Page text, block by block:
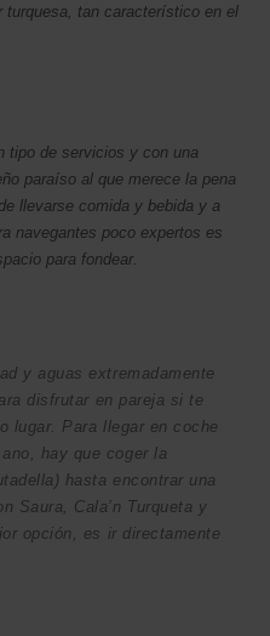
turquesa, tan característico en el
tipo de servicios y con una
paraíso al que merece la pena
llevarse comida y bebida y a
navegantes poco expertos es
para fondear.
y aguas extremadamente
disfrutar en pareja si te
lugar. Para llegar en coche
hay que coger la
hasta encontrar una
Saura, Cala’n Turqueta y
opción, es ir directamente